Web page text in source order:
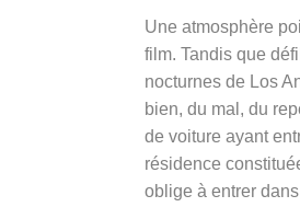
Une atmosphère
film. Tandis que
nocturnes de Los
bien, du mal, du
de voiture ayant
résidence
oblige à entrer